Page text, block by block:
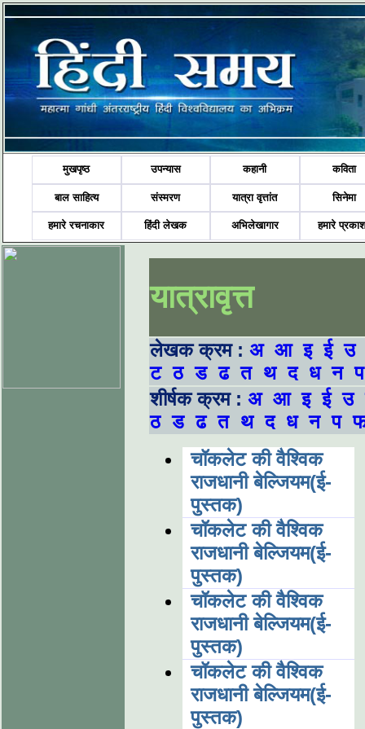
मुखपृष्ठ उपन्यास कहानी कविता
बाल साहित्य संस्मरण यात्रा वृत्तांत सिनेमा
हमारे रचनाकार हिंदी लेखक अभिलेखागार हमारे
यात्रावृत्त
लेखक क्रम : अ आ इ ई उ
ट ठ ड ढ त थ द ध न प
शीर्षक क्रम : अ आ इ ई उ
ठ ड ढ त थ द ध न प
चॉकलेट की वैश्विक
राजधानी बेल्जियम(ई-
पुस्तक)
चॉकलेट की वैश्विक
राजधानी बेल्जियम(ई-
पुस्तक)
चॉकलेट की वैश्विक
राजधानी बेल्जियम(ई-
पुस्तक)
चॉकलेट की वैश्विक
राजधानी बेल्जियम(ई-
पुस्तक)